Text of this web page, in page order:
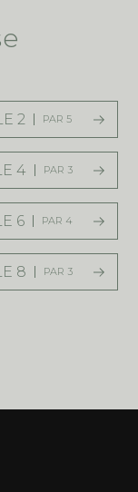
2 PAR 5
4 PAR 3
6 PAR 4
8 PAR 3